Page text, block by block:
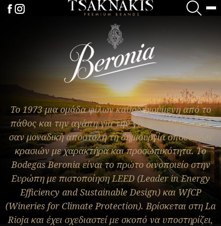
Το 1973 μια ομάδα φίλων καθοδηγούμενη από το
πάθος και την αγάπη για την γαστρονομία, είχαν
σαν μοναδική αποστολή τη δημιουργία σπουδαίων
κρασιών με χαρακτήρα και προσωπικότητα. Το
Bodegas Beronia είναι το πρώτο οινοποιείο στην
Ευρώπη με πιστοποίηση LEED (Leader in Energy
Efficiency and Sustainable Design) και WfCP
(Wineries for Climate Protection). Βρίσκεται στη La
Rioja και έχει σχεδιαστεί με σκοπό να υποστηρίζει,